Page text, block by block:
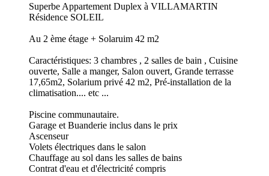
Superbe Appartement Duplex à VILLAMARTIN
Résidence SOLEIL
Au 2 ème étage + Solaruim 42 m2
Caractéristiques: 3 chambres , 2 salles de bain , Cuisine
ouverte, Salle a manger, Salon ouvert, Grande terrasse
17,65m2, Solarium privé 42 m2, Pré-installation de la
climatisation.... etc ...
Piscine communautaire.
Garage et Buanderie inclus dans le prix
Ascenseur
Volets électriques dans le salon
Chauffage au sol dans les salles de bains
Contrat d'eau et d'électricité compris